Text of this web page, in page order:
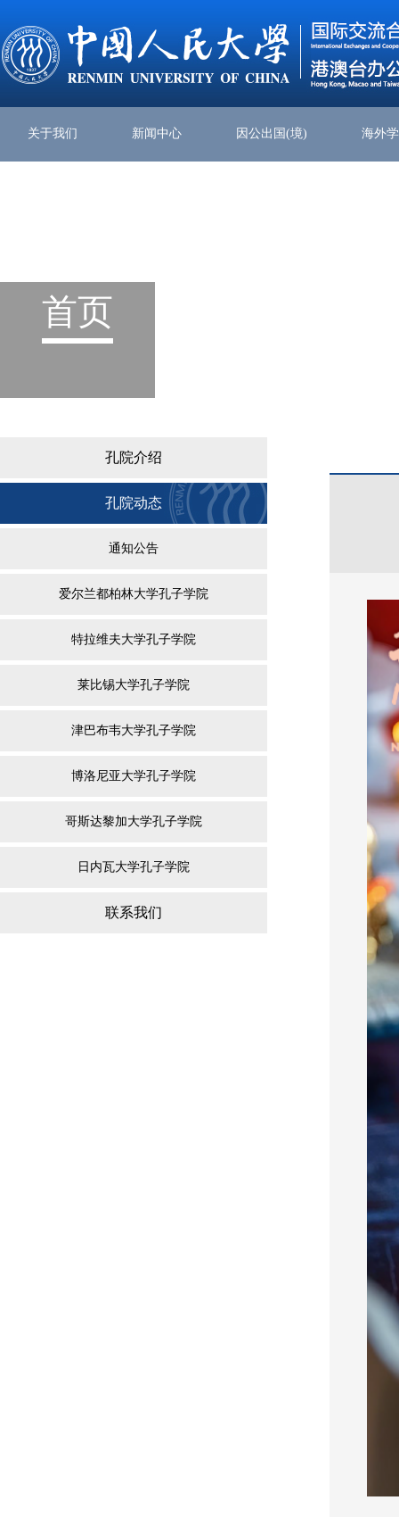
关于我们 新闻中心 因公出国(境) 海外
首页
孔院介绍
孔院动态
通知公告
爱尔兰都柏林大学孔子学院
特拉维夫大学孔子学院
莱比锡大学孔子学院
津巴布韦大学孔子学院
博洛尼亚大学孔子学院
哥斯达黎加大学孔子学院
日内瓦大学孔子学院
联系我们